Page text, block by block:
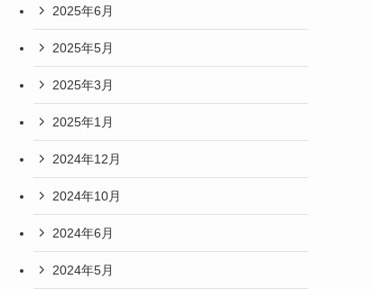
2025年6月
2025年5月
2025年3月
2025年1月
2024年12月
2024年10月
2024年6月
2024年5月